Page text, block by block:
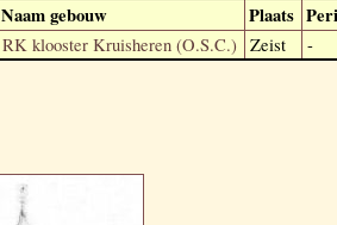
Naam gebouw Plaats
RK klooster Kruisheren (O.S.C.) Zeist -